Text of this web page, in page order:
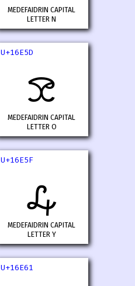
MEDEFAIDRIN CAPITAL
LETTER N
U+16E5D
𖹝
MEDEFAIDRIN CAPITAL
LETTER O
U+16E5F
𖹟
MEDEFAIDRIN CAPITAL
LETTER Y
U+16E61